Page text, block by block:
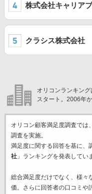
株式会社キャリア
クラシス株式会社
オリコンランキン
スタート。2006年
オリコン顧客満足度調査では
調査を実施。
満足度に関する回答を基に、
社」ランキングを発表してい
総合満足度だけでなく、様々
価。さらに回答者の口コミや